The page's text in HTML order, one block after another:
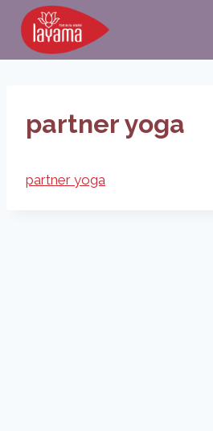
Aller
contenu
partner yoga
partner yoga